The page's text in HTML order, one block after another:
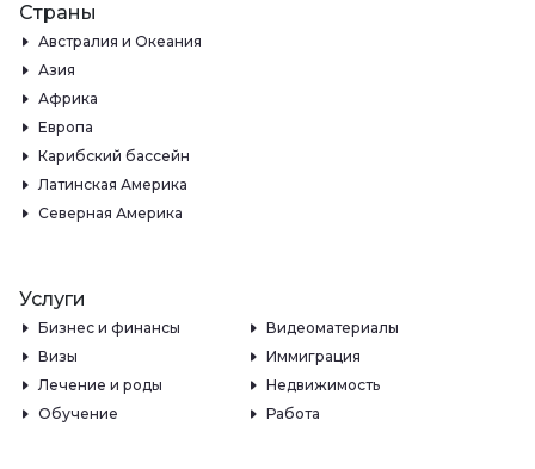
Страны
Австралия и Океания
Азия
Африка
Европа
Карибский бассейн
Латинская Америка
Северная Америка
Услуги
Бизнес и финансы
Видеоматериалы
Визы
Иммиграция
Лечение и роды
Недвижимость
Обучение
Работа